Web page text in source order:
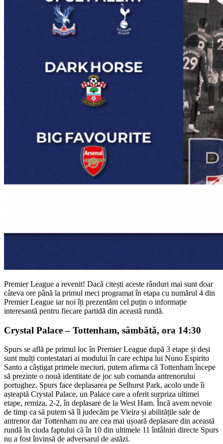
Premier League a revenit! Dacă citești aceste rânduri mai sunt doar
câteva ore până la primul meci programat în etapa cu numărul 4 din
Premier League iar noi îți prezentăm cel puțin o informație
interesantă pentru fiecare partidă din această rundă.
Crystal Palace – Tottenham, sâmbătă, ora 14:30
Spurs se află pe primul loc în Premier League după 3 etape și deși
sunt mulți contestatari ai modului în care echipa lui Nuno Espirito
Santo a câștigat primele meciuri, putem afirma că Tottenham începe
să prezinte o nouă identitate de joc sub comanda antrenorului
portughez. Spurs face deplasarea pe Selhurst Park, acolo unde îi
așteaptă Crystal Palace, un Palace care a oferit surpriza ultimei
etape, remiza, 2-2, în deplasare de la West Ham. Încă avem nevoie
de timp ca să putem să îl judecăm pe Vieira și abilitățile sale de
antrenor dar Tottenham nu are cea mai ușoară deplasare din această
rundă în ciuda faptului că în 10 din ultimele 11 întâlniri directe Spurs
nu a fost învinsă de adversarul de astăzi.